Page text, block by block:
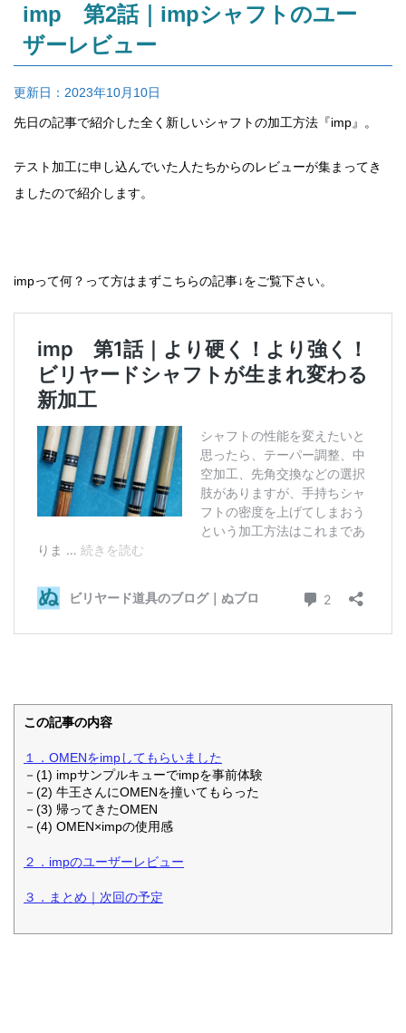
imp 第2話｜impシャフトのユー
ザーレビュー
更新日： 2023年10月10日
先日の記事で紹介した全く新しいシャフトの加工方法『imp』。
テスト加工に申し込んでいた人たちからのレビューが集まってき
ましたので紹介します。
impって何？って方はまずこちらの記事↓をご覧下さい。
この記事の内容
１．OMENをimpしてもらいました
－(1) impサンプルキューでimpを事前体験
－(2) 牛王さんにOMENを撞いてもらった
－(3) 帰ってきたOMEN
－(4) OMEN×impの使用感
２．impのユーザーレビュー
３．まとめ｜次回の予定